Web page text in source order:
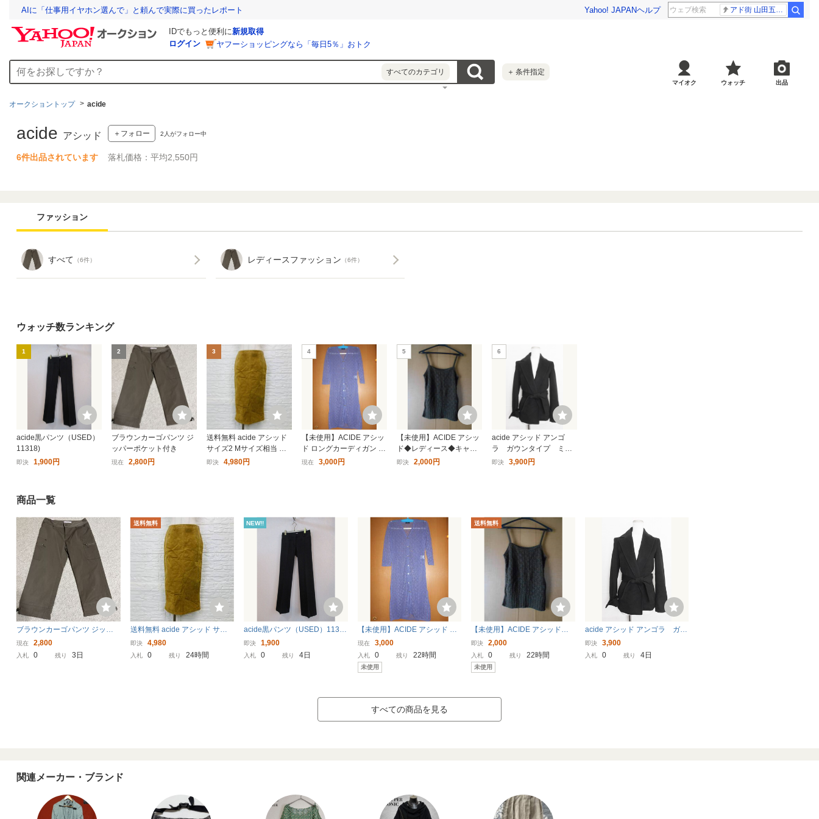
AIに「仕事用イヤホン選んで」と頼んで実際に買ったレポート Yahoo! JAPANヘルプ アド街 山田五郎さん
IDでもっと便利に新規取得
ログイン
ヤフーショッピングなら「毎日5％」おトク
すべてのカテゴリ ＋ 条件指定
マイオク ウォッチ 出品
オークショントップ acide
acide アシッド ＋フォロー 2 人がフォロー中
6件出品されています 落札価格：平均2,550円
ファッション
すべて （6件） レディースファッション （6件）
ウォッチ数ランキング
1
acide黒パンツ（USED）
11318)
即決 1,900円
2
ブラウンカーゴパンツ ジ
ッパーポケット付き
現在 2,800円
3
送料無料 acide アシッド
サイズ2 Mサイズ相当 レ
ザー タイトスカート 辛子
即決 4,980円
4
【未使用】ACIDE アシッ
ド ロングカーディガン 手
編み風 Ｍサイズ パープル
現在 3,000円
5
【未使用】ACIDE アシッ
ド◆レディース◆キャミ
ソール◆Ｍサイズ◆編み
即決 2,000円
6
acide アシッド アンゴ
ラ ガウンタイプ ミド
ル丈コート 34 ブラック
即決 3,900円
商品一覧
ブラウンカーゴパンツ ジッパ
ーポケット付き
現在 2,800
入札 0 残り 3日
送料無料
送料無料 acide アシッド サイ
ズ2 Mサイズ相当 レザー タイト
スカート 辛子色 マスタード 豚
即決 4,980
入札 0 残り 24時間
NEW!!
acide黒パンツ（USED）1131
8)
即決 1,900
入札 0 残り 4日
【未使用】ACIDE アシッド ロ
ングカーディガン 手編み風 Ｍ
サイズ パープル系
現在 3,000
入札 0 残り 22時間
未使用
送料無料
【未使用】ACIDE アシッド◆
レディース◆キャミソール◆Ｍ
サイズ◆編み上げ◆ブラウン
即決 2,000
入札 0 残り 22時間
未使用
acide アシッド アンゴラ ガウ
ンタイプ ミドル丈コート 34
ブラック
即決 3,900
入札 0 残り 4日
すべての商品を見る
関連メーカー・ブランド